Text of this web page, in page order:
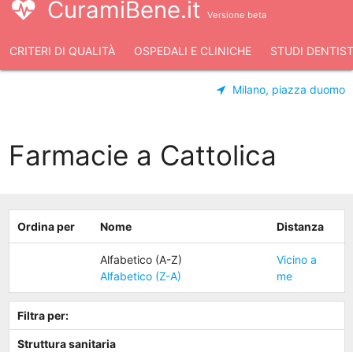
CuramiBene.it Versione beta
CRITERI DI QUALITÀ OSPEDALI E CLINICHE STUDI
Milano, piazza duomo
Farmacie a Cattolica
Ordina per Nome Distanza
Alfabetico (A-Z)
Alfabetico (Z-A)
Vicino a
me
Filtra per:
Struttura sanitaria